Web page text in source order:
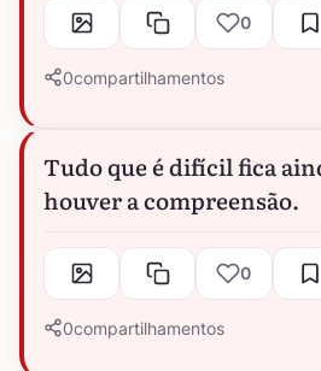
0
0compartilhamentos
Tudo que é difícil fica
houver a compreensão.
0
0compartilhamentos